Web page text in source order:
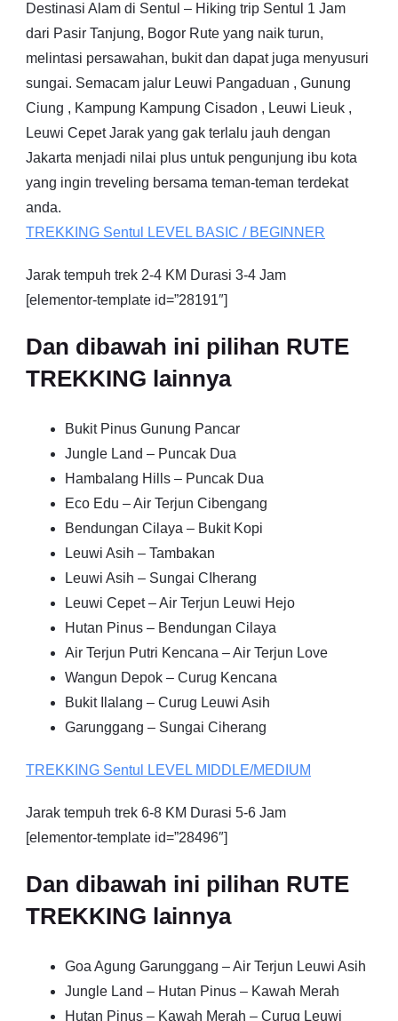
Destinasi Alam di Sentul – Hiking trip Sentul 1 Jam
dari Pasir Tanjung, Bogor Rute yang naik turun,
melintasi persawahan, bukit dan dapat juga menyusuri
sungai. Semacam jalur Leuwi Pangaduan , Gunung
Ciung , Kampung Kampung Cisadon , Leuwi Lieuk ,
Leuwi Cepet Jarak yang gak terlalu jauh dengan
Jakarta menjadi nilai plus untuk pengunjung ibu kota
yang ingin treveling bersama teman-teman terdekat
anda.
TREKKING Sentul LEVEL BASIC / BEGINNER
Jarak tempuh trek 2-4 KM Durasi 3-4 Jam
[elementor-template id=”28191″]
Dan dibawah ini pilihan RUTE
TREKKING lainnya
Bukit Pinus Gunung Pancar
Jungle Land – Puncak Dua
Hambalang Hills – Puncak Dua
Eco Edu – Air Terjun Cibengang
Bendungan Cilaya – Bukit Kopi
Leuwi Asih – Tambakan
Leuwi Asih – Sungai CIherang
Leuwi Cepet – Air Terjun Leuwi Hejo
Hutan Pinus – Bendungan Cilaya
Air Terjun Putri Kencana – Air Terjun Love
Wangun Depok – Curug Kencana
Bukit Ilalang – Curug Leuwi Asih
Garunggang – Sungai Ciherang
TREKKING Sentul LEVEL MIDDLE/MEDIUM
Jarak tempuh trek 6-8 KM Durasi 5-6 Jam
[elementor-template id=”28496″]
Dan dibawah ini pilihan RUTE
TREKKING lainnya
Goa Agung Garunggang – Air Terjun Leuwi Asih
Jungle Land – Hutan Pinus – Kawah Merah
Hutan Pinus – Kawah Merah – Curug Leuwi